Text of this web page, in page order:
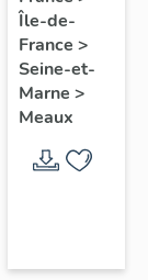
l'étude
du
patrimoine
de
Meaux
Île-de-
France >
Seine-et-
Marne >
Meaux